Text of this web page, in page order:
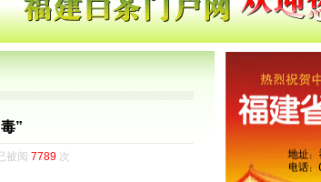
”
被阅 7789 次